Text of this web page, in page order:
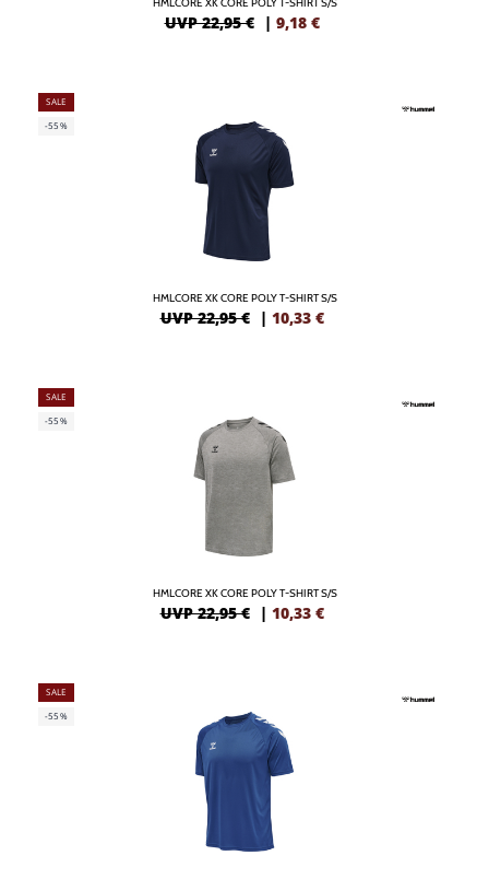
UVP 22,95 € | 9,18 €
SALE
-55%
HMLCORE XK CORE POLY T-SHIRT S/S
UVP 22,95 € | 10,33 €
SALE
-55%
HMLCORE XK CORE POLY T-SHIRT S/S
UVP 22,95 € | 10,33 €
SALE
-55%